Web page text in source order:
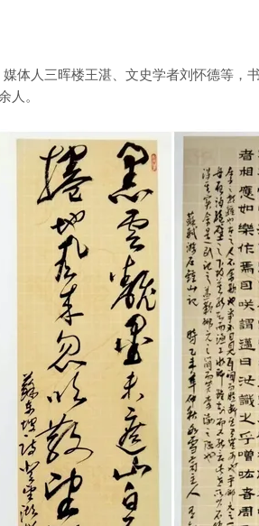
人三晖楼王湛、文史学者刘怀德等，
人。